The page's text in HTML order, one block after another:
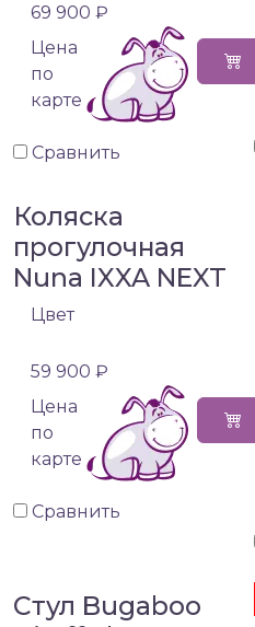
69 900 ₽
Цена
по
карте
Сравнить
Коляска
прогулочная
Nuna IXXA NEXT
Цвет
59 900 ₽
Цена
по
карте
Сравнить
Стул Bugaboo